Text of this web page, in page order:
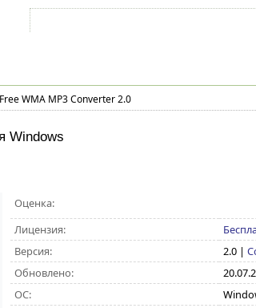
WMA MP3 Converter 2.0
Windows
Оценка:
Лицензия:
Версия:
2.0|
Обновлено:
ОС: